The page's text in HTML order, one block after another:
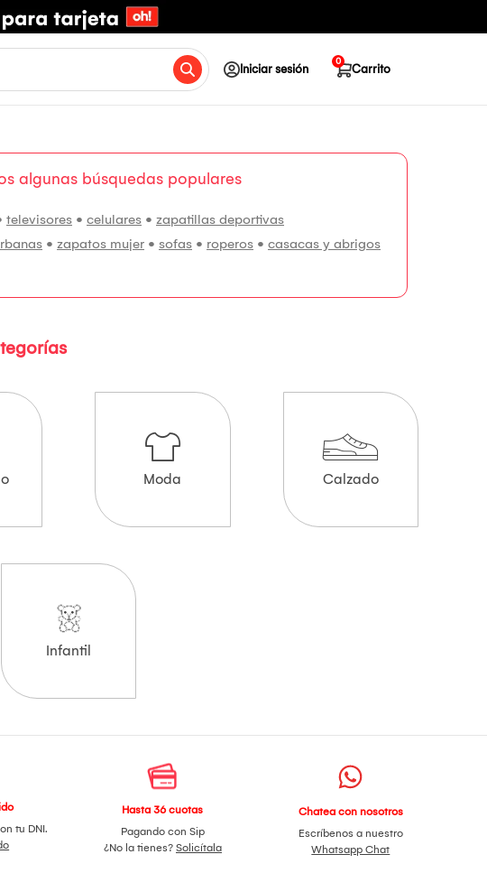
Iniciar sesión Carrito
0
algunas búsquedas populares
televisores • celulares • zapatillas deportivas
• zapatos mujer • sofas • roperos • casacas y abrigos
Moda Calzado
Infantil
tu DNI.
Hasta 36 cuotas
Pagando con Sip
¿No la tienes? Solicítala
Chatea con nosotros
Escríbenos a nuestro
Whatsapp Chat